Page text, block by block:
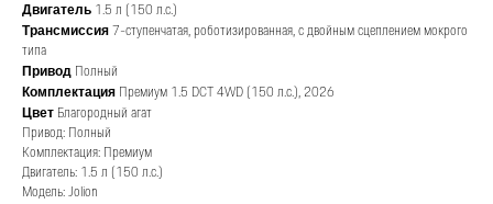
Двигатель 1.5 л (150 л.с.)
Трансмиссия 7-ступенчатая, роботизированная, с двойным сцеплением мокрого
типа
Привод Полный
Комплектация Премиум 1.5 DCT 4WD (150 л.с.), 2026
Цвет Благородный агат
Привод: Полный
Комплектация: Премиум
Двигатель: 1.5 л (150 л.с.)
Модель: Jolion